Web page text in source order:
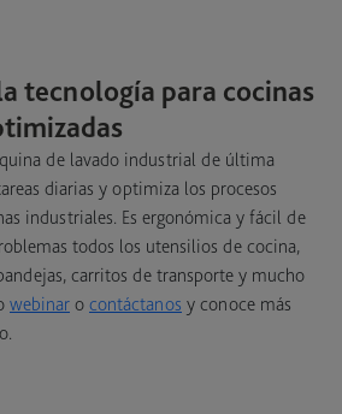
tecnología para cocinas
de lavado industrial de última
diarias y optimiza los procesos
industriales. Es ergonómica y fácil de
todos los utensilios de cocina,
carritos de transporte y mucho
webinar o contáctanos y conoce más